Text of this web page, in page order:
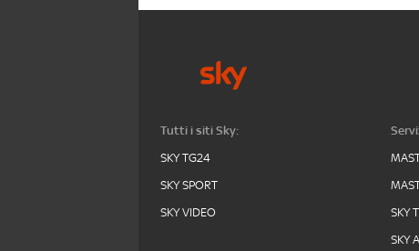
Tutti i siti Sky:
SKY TG24
SKY SPORT
SKY VIDEO
SKY
SKY